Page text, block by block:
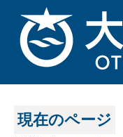
現在のページ